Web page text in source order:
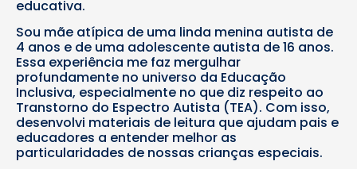
educativa.
Sou mãe atípica de uma linda menina autista de
4 anos e de uma adolescente autista de 16 anos.
Essa experiência me faz mergulhar
profundamente no universo da Educação
Inclusiva, especialmente no que diz respeito ao
Transtorno do Espectro Autista (TEA). Com isso,
desenvolvi materiais de leitura que ajudam pais e
educadores a entender melhor as
particularidades de nossas crianças especiais.